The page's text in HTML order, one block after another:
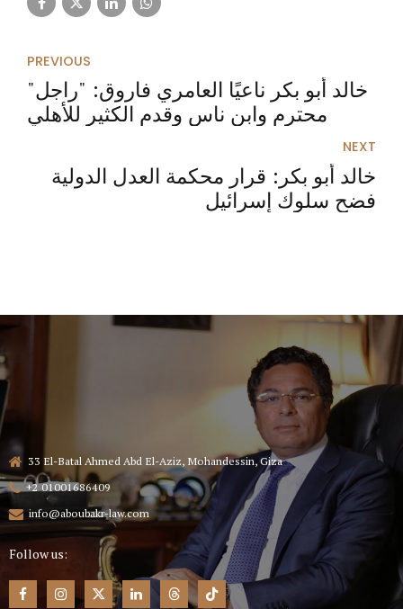
PREVIOUS
"خالد أبو بكر ناعيًا العامري فاروق: "راجل
محترم وابن ناس وقدم الكثير للأهلي
NEXT
خالد أبو بكر: قرار محكمة العدل الدولية
فضح سلوك إسرائيل
33 El-Batal Ahmed Abd El-Aziz, Mohandessin, Giza
+2 01001686409
info@aboubakr-law.com
Follow us: